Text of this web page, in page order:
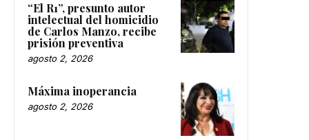
“El R1”, presunto autor
intelectual del homicidio
de Carlos Manzo, recibe
prisión preventiva
agosto 2, 2026
Máxima inoperancia
agosto 2, 2026